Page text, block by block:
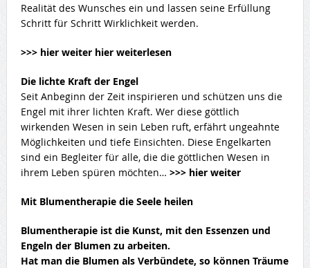
Realität des Wunsches ein und lassen seine Erfüllung
Schritt für Schritt Wirklichkeit werden.
>>> hier weiter hier weiterlesen
Die lichte Kraft der Engel
Seit Anbeginn der Zeit inspirieren und schützen uns die
Engel mit ihrer lichten Kraft. Wer diese göttlich
wirkenden Wesen in sein Leben ruft, erfährt ungeahnte
Möglichkeiten und tiefe Einsichten. Diese Engelkarten
sind ein Begleiter für alle, die die göttlichen Wesen in
ihrem Leben spüren möchten… >>> hier weiter
Mit Blumentherapie die Seele heilen
Blumentherapie ist die Kunst, mit den Essenzen und
Engeln der Blumen zu arbeiten.
Hat man die Blumen als Verbündete, so können Träume